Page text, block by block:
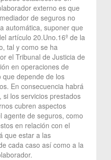
externo es que
de seguros no
automática, suponer que
artículo 20.Uno.16º de la
tal y como se ha
el Tribunal de Justicia de
en operaciones de
que depende de los
En consecuencia habrá
los servicios prestados
cubren aspectos
agente de seguros, como
en relación con el
que estar a las
cada caso así como a la